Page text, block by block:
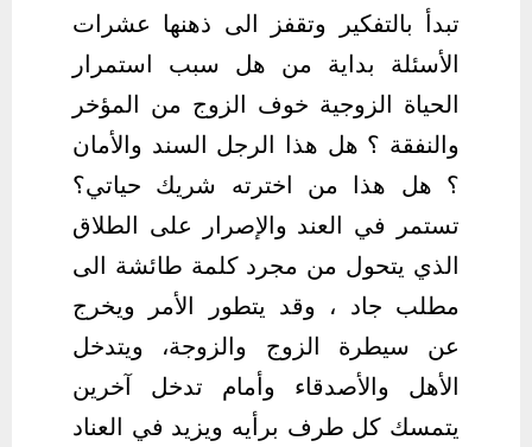
تبدأ بالتفكير وتقفز الى ذهنها عشرات
الأسئلة بداية من هل سبب استمرار
الحياة الزوجية خوف الزوج من المؤخر
والنفقة ؟ هل هذا الرجل السند والأمان
؟ هل هذا من اخترته شريك حياتي؟
تستمر في العند والإصرار على الطلاق
الذي يتحول من مجرد كلمة طائشة الى
مطلب جاد ، وقد يتطور الأمر ويخرج
عن سيطرة الزوج والزوجة، ويتدخل
الأهل والأصدقاء وأمام تدخل آخرين
يتمسك كل طرف برأيه ويزيد في العناد